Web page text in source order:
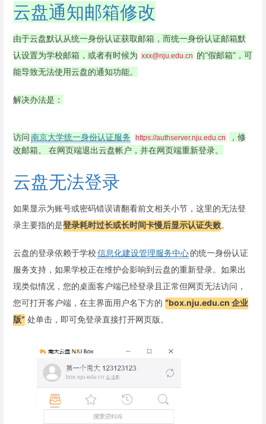
云盘通知邮箱修改
由于云盘默认从统一身份认证获取邮箱，而统一身份认证邮箱默
认设置为学校邮箱，或者有时候为 xxx@nju.edu.cn
的“假邮箱”，可
能导致无法使用云盘的通知功能。
解决办法是：
访问南京大学统一身份认证服务 https://authserver.nju.edu.cn
，修
改邮箱。
在网页端退出云盘帐户，并在网页端重新登录。
云盘无法登录
如果显示为账号或密码错误请翻看前文相关小节，这里的无法登
录主要指的是登录耗时过长或长时间卡慢后显示认证失败。
云盘的登录依赖于学校信息化建设管理服务中心的统一身份认证
服务支持，如果学校正在维护会影响到云盘的重新登录。如果出
现类似情况，您的桌面客户端已经登录且正常但网页无法访问，
您可打开客户端，在主界面用户名下方的 “box.nju.edu.cn 企业
版” 处单击，即可免登录直接打开网页版。